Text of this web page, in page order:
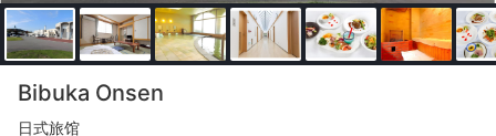
Bibuka Onsen
日式旅馆